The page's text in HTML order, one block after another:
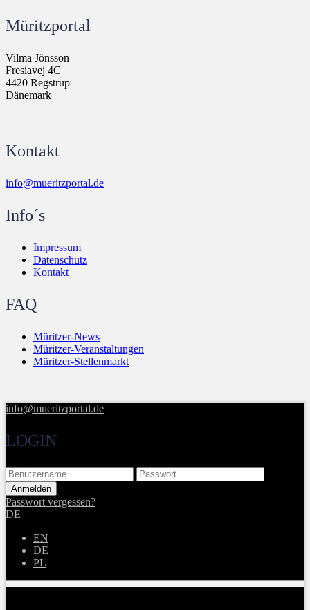
Müritzportal
Vilma Jönsson
Fresiavej 4C
4420 Regstrup
Dänemark
Kontakt
info@mueritzportal.de
Info´s
Impressum
Datenschutz
Kontakt
FAQ
Müritzer-News
Müritzer-Veranstaltungen
Müritzer-Stellenmarkt
info@mueritzportal.de
LOGIN
Passwort vergessen?
DE
EN
DE
PL